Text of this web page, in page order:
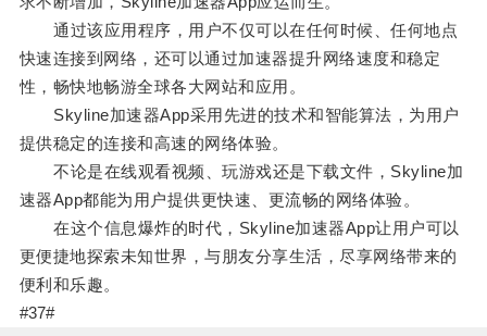
通过该应用程序，用户不仅可以在任何时候、任何地点
快速连接到网络，还可以通过加速器提升网络速度和稳定
性，畅快地畅游全球各大网站和应用。
Skyline加速器App采用先进的技术和智能算法，为用户
提供稳定的连接和高速的网络体验。
不论是在线观看视频、玩游戏还是下载文件，Skyline加
速器App都能为用户提供更快速、更流畅的网络体验。
在这个信息爆炸的时代，Skyline加速器App让用户可以
更便捷地探索未知世界，与朋友分享生活，尽享网络带来的
便利和乐趣。
#37#